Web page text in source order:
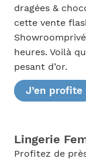
dragées &
cette vente
heures. Voilà
pesant d’or.
J’en profite
Lingerie
Profitez de